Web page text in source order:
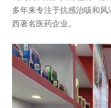
多年来专注于抗感治咳和
西著名医药企业。